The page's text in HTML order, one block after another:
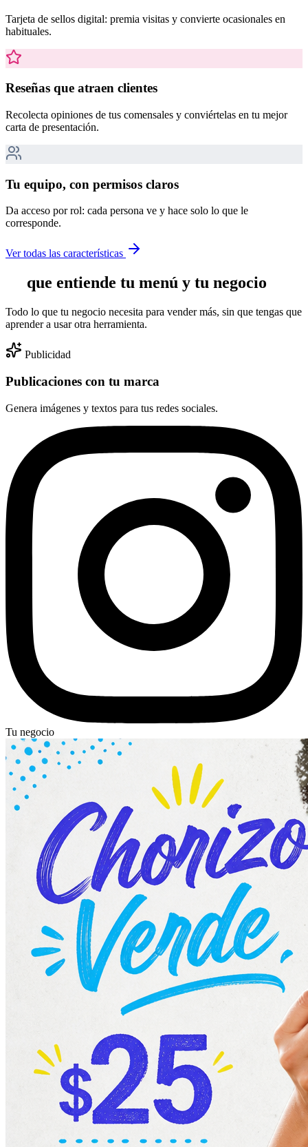
Tarjeta de sellos digital: premia visitas y convierte ocasionales en
habituales.
Reseñas que atraen clientes
Recolecta opiniones de tus comensales y conviértelas en tu mejor
carta de presentación.
Tu equipo, con permisos claros
Da acceso por rol: cada persona ve y hace solo lo que le
corresponde.
Ver todas las características
que entiende tu menú y tu negocio
Todo lo que tu negocio necesita para vender más, sin que tengas que
aprender a usar otra herramienta.
Publicidad
Publicaciones con tu marca
Genera imágenes y textos para tus redes sociales.
Tu negocio